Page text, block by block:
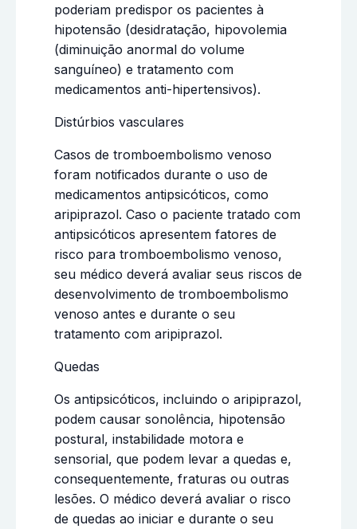
poderiam predispor os pacientes à
hipotensão (desidratação, hipovolemia
(diminuição anormal do volume
sanguíneo) e tratamento com
medicamentos anti-hipertensivos).
Distúrbios vasculares
Casos de tromboembolismo venoso
foram notificados durante o uso de
medicamentos antipsicóticos, como
aripiprazol. Caso o paciente tratado com
antipsicóticos apresentem fatores de
risco para tromboembolismo venoso,
seu médico deverá avaliar seus riscos de
desenvolvimento de tromboembolismo
venoso antes e durante o seu
tratamento com aripiprazol.
Quedas
Os antipsicóticos, incluindo o aripiprazol,
podem causar sonolência, hipotensão
postural, instabilidade motora e
sensorial, que podem levar a quedas e,
consequentemente, fraturas ou outras
lesões. O médico deverá avaliar o risco
de quedas ao iniciar e durante o seu